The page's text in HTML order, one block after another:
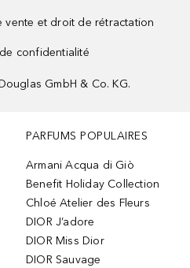
vente et droit de rétractation
confidentialité
GmbH & Co. KG.
PARFUMS POPULAIRES
Armani Acqua di Giò
Benefit Holiday Collection
Chloé Atelier des Fleurs
DIOR J’adore
DIOR Miss Dior
DIOR Sauvage